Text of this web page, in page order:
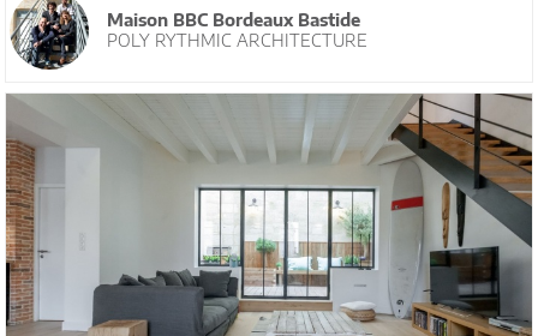
Maison BBC Bordeaux Bastide
POLY RYTHMIC ARCHITECTURE